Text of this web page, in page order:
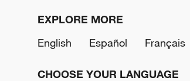
EXPLORE MORE
English
Español Français
CHOOSE YOUR LANGUAGE